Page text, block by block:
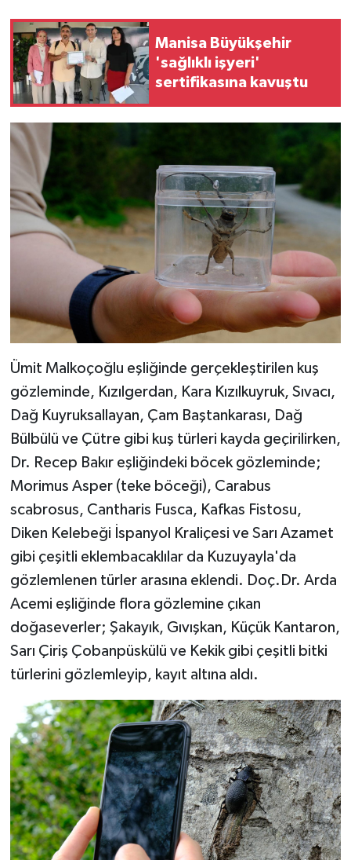
Manisa Büyükşehir
'sağlıklı işyeri'
sertifikasına kavuştu
Ümit Malkoçoğlu eşliğinde gerçekleştirilen kuş
gözleminde, Kızılgerdan, Kara Kızılkuyruk, Sıvacı,
Dağ Kuyruksallayan, Çam Baştankarası, Dağ
Bülbülü ve Çütre gibi kuş türleri kayda geçirilirken,
Dr. Recep Bakır eşliğindeki böcek gözleminde;
Morimus Asper (teke böceği), Carabus
scabrosus, Cantharis Fusca, Kafkas Fistosu,
Diken Kelebeği İspanyol Kraliçesi ve Sarı Azamet
gibi çeşitli eklembacaklılar da Kuzuyayla'da
gözlemlenen türler arasına eklendi. Doç.Dr. Arda
Acemi eşliğinde flora gözlemine çıkan
doğaseverler; Şakayık, Gıvışkan, Küçük Kantaron,
Sarı Çiriş Çobanpüskülü ve Kekik gibi çeşitli bitki
türlerini gözlemleyip, kayıt altına aldı.